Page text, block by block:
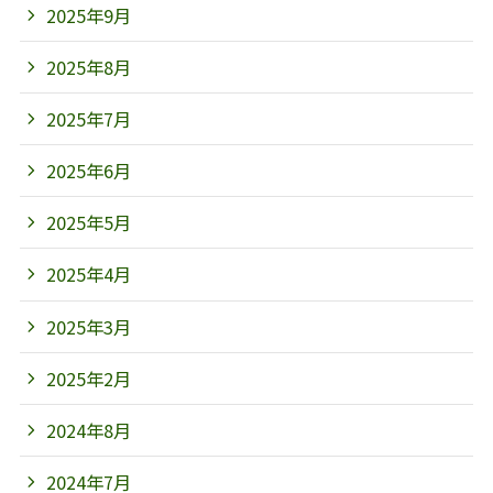
2025年9月
2025年8月
2025年7月
2025年6月
2025年5月
2025年4月
2025年3月
2025年2月
2024年8月
2024年7月